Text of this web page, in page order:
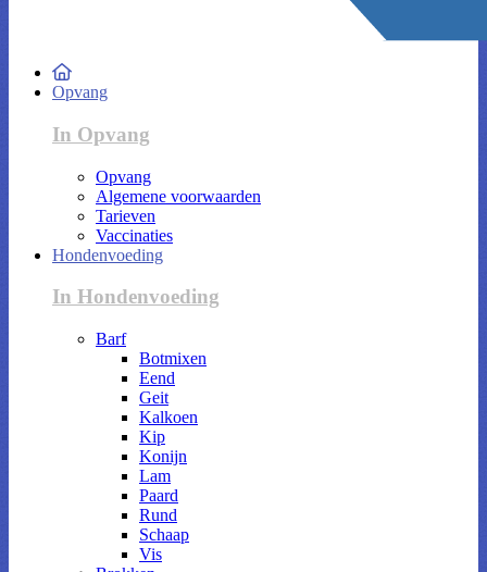
Opvang
In Opvang
Opvang
Algemene voorwaarden
Tarieven
Vaccinaties
Hondenvoeding
In Hondenvoeding
Barf
Botmixen
Eend
Geit
Kalkoen
Kip
Konijn
Lam
Paard
Rund
Schaap
Vis